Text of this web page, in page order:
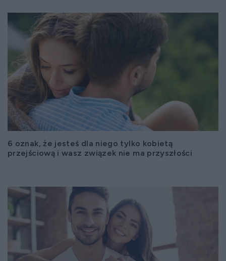
6 oznak, że jesteś dla niego tylko kobietą
przejściową i wasz związek nie ma przyszłości